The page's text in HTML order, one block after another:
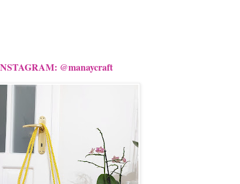
@manaycraft